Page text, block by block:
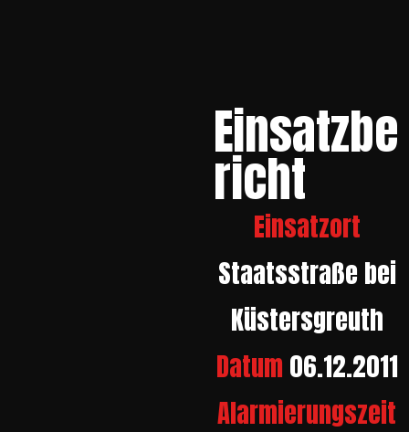
Einsatzbe
richt
Einsatzort
Staatsstraße bei
Küstersgreuth
Datum 06.12.2011
Alarmierungszeit